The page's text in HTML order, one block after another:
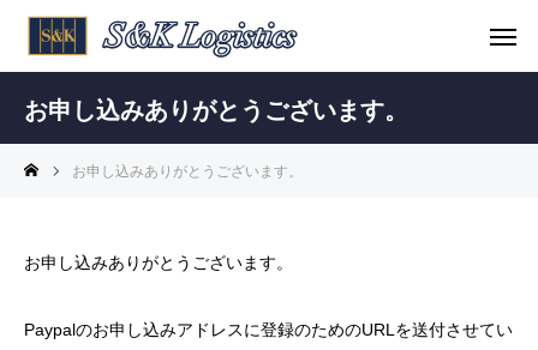
お申し込みありがとうございます。
お申し込みありがとうございます。
お申し込みありがとうございます。
Paypalのお申し込みアドレスに登録のためのURLを送付させてい